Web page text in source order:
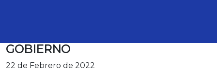
GOBIERNO
22 de Febrero de 2022